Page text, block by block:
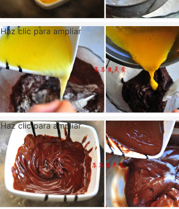
Haz clic para ampliar
Haz clic para ampliar